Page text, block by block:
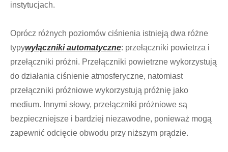
instytucjach.
Oprócz różnych poziomów ciśnienia istnieją dwa różne
typywyłączniki automatyczne: przełączniki powietrza i
przełączniki próżni. Przełączniki powietrzne wykorzystują
do działania ciśnienie atmosferyczne, natomiast
przełączniki próżniowe wykorzystują próżnię jako
medium. Innymi słowy, przełączniki próżniowe są
bezpieczniejsze i bardziej niezawodne, ponieważ mogą
zapewnić odcięcie obwodu przy niższym prądzie.